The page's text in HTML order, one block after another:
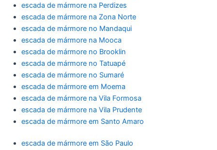
escada de mármore na Perdizes
escada de mármore na Zona Norte
escada de mármore no Mandaqui
escada de mármore na Mooca
escada de mármore no Brooklin
escada de mármore no Tatuapé
escada de mármore no Sumaré
escada de mármore em Moema
escada de mármore na Vila Formosa
escada de mármore na Vila Prudente
escada de mármore em Santo Amaro
escada de mármore em São Paulo